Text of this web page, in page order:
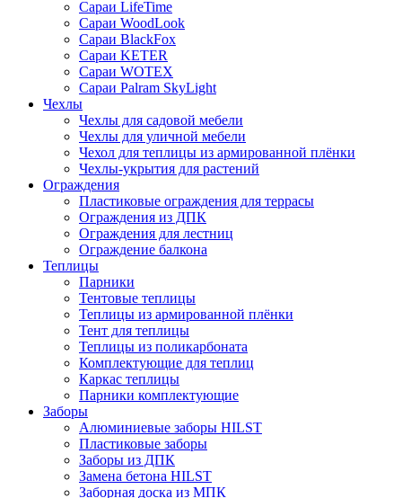
Cараи LifeTime
Cараи WoodLook
Сараи BlackFox
Сараи KETER
Сараи WOTEX
Сараи Palram SkyLight
Чехлы
Чехлы для садовой мебели
Чехлы для уличной мебели
Чехол для теплицы из армированной плёнки
Чехлы-укрытия для растений
Ограждения
Пластиковые ограждения для террасы
Ограждения из ДПК
Ограждения для лестниц
Ограждение балкона
Теплицы
Парники
Тентовые теплицы
Теплицы из армированной плёнки
Тент для теплицы
Теплицы из поликарбоната
Комплектующие для теплиц
Каркас теплицы
Парники комплектующие
Заборы
Алюминиевые заборы HILST
Пластиковые заборы
Заборы из ДПК
Замена бетона HILST
Заборная доска из МПК